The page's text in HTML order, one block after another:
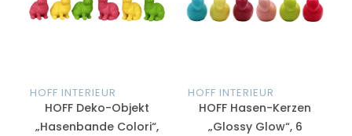
HOFF INTERIEUR
HOFF Deko-Objekt
„Hasenbande Colori“,
HOFF INTERIEUR
HOFF Hasen-Kerzen
„Glossy Glow“, 6